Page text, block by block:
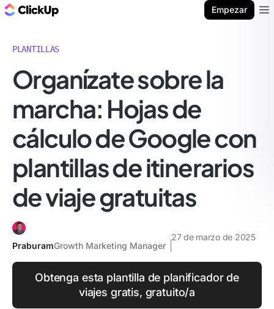
Empezar
PLANTILLAS
Organízate sobre la
marcha: Hojas de
cálculo de Google con
plantillas de itinerarios
de viaje gratuitas
PraburamGrowth Marketing Manager
27 de marzo de 2025
Obtenga esta plantilla de planificador de
viajes gratis, gratuito/a